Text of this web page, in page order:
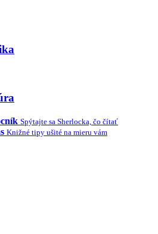
Spýtajte sa Sherlocka, čo čítať
Knižné tipy ušité na mieru vám